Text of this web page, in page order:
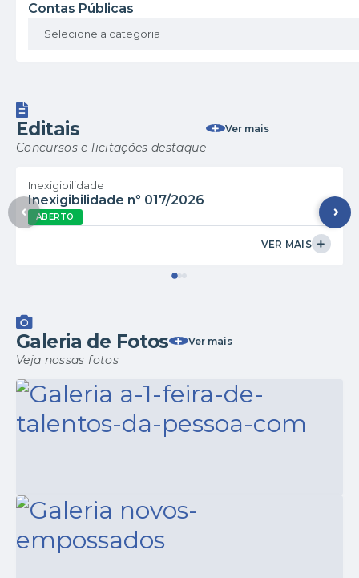
Contas Públicas
Editais
Concursos e licitações destaque
Ver mais
Inexigibilidade
Inexigibilidade nº 017/2026
ABERTO
VER MAIS
Galeria de Fotos
Veja nossas fotos
Ver mais
SAÚDE
A 1ª Feira de Talentos da Pessoa com